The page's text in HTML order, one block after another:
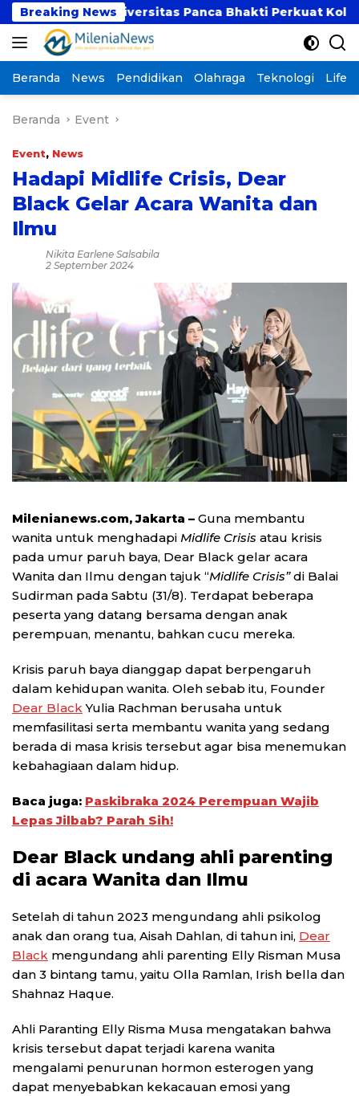
Langsung
ke
konten
Breaking News
dan Universitas Panca Bhakti Perkuat Kolaborasi
Beranda News Pendidikan Olahraga Teknologi
Beranda Event
Event, News
Hadapi Midlife Crisis, Dear
Black Gelar Acara Wanita dan
Ilmu
Nikita Earlene Salsabila
2 September 2024
Milenianews.com, Jakarta – Guna membantu
wanita untuk menghadapi Midlife Crisis atau krisis
pada umur paruh baya, Dear Black gelar acara
Wanita dan Ilmu dengan tajuk “Midlife Crisis”di Balai
Sudirman pada Sabtu (31/8). Terdapat beberapa
peserta yang datang bersama dengan anak
perempuan, menantu, bahkan cucu mereka.
Krisis paruh baya dianggap dapat berpengaruh
dalam kehidupan wanita. Oleh sebab itu, Founder
Dear BlackYulia Rachman berusaha untuk
memfasilitasi serta membantu wanita yang sedang
berada di masa krisis tersebut agar bisa menemukan
kebahagiaan dalam hidup.
Baca juga: Paskibraka 2024 Perempuan Wajib
Lepas Jilbab? Parah Sih!
Dear Black undang ahli parenting
di acara Wanita dan Ilmu
Setelah di tahun 2023 mengundang ahli psikolog
anak dan orang tua, Aisah Dahlan, di tahun ini, Dear
Black mengundang ahli parenting Elly Risman Musa
dan 3 bintang tamu, yaitu Olla Ramlan, Irish bella dan
Shahnaz Haque.
Ahli Paranting Elly Risma Musa mengatakan bahwa
krisis tersebut dapat terjadi karena wanita
mengalami penurunan hormon esterogen yang
dapat menyebabkan kekacauan emosi yang